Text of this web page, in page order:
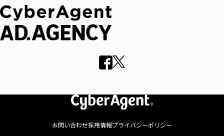
お問い合わせ採用情報プライバシーポリシー